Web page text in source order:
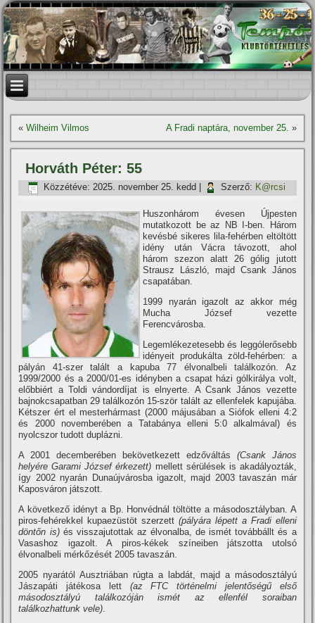
«Wilheim Vilmos A Fradi naptára, november 25. »
Horváth Péter: 55
Közzétéve: 2025. november 25. kedd Szerző: K@rcsi
Huszonhárom évesen Újpesten
mutatkozott be az NB I-ben. Három
kevésbé sikeres lila-fehérben eltöltött
idény után Vácra távozott, ahol
három szezon alatt 26 gólig jutott
Strausz László, majd Csank János
csapatában.
1999 nyarán igazolt az akkor még
Mucha József vezette
Ferencvárosba.
Legemlékezetesebb és leggólerősebb
idényeit produkálta zöld-fehérben: a
pályán 41-szer talált a kapuba 77 élvonalbeli találkozón. Az
1999/2000 és a 2000/01-es idényben a csapat házi gólkirálya volt,
előbbiért a Toldi vándordí­jat is elnyerte. A Csank János vezette
bajnokcsapatban 29 találkozón 15-ször talált az ellenfelek kapujába.
Kétszer ért el mesterhármast (2000 májusában a Siófok elleni 4:2
és 2000 novemberében a Tatabánya elleni 5:0 alkalmával) és
nyolcszor tudott duplázni.
A 2001 decemberében bekövetkezett edzőváltás (Csank János
helyére Garami József érkezett) mellett sérülések is akadályozták,
í­gy 2002 nyarán Dunaújvárosba igazolt, majd 2003 tavaszán már
Kaposváron játszott.
A következő idényt a Bp. Honvédnál töltötte a másodosztályban. A
piros-fehérekkel kupaezüstöt szerzett(pályára lépett a Fradi elleni
döntőn is)és visszajutottak az élvonalba, de ismét továbbállt és a
Vasashoz igazolt. A piros-kékek szí­neiben játszotta utolsó
élvonalbeli mérkőzését 2005 tavaszán.
2005 nyarától Ausztriában rúgta a labdát, majd a másodosztályú
Jászapáti játékosa lett (az FTC történelmi jelentőségű első
másodosztályú találkozóján ismét az ellenfél soraiban
találkozhattunk vele).